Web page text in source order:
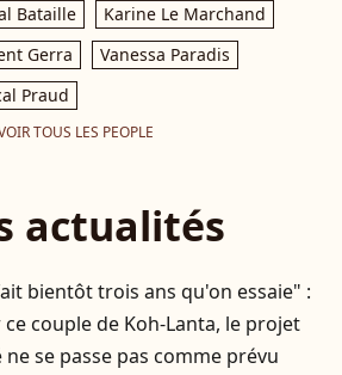
Bataille
Karine Le Marchand
Gerra
Vanessa Paradis
Praud
TOUS LES PEOPLE
actualités
bientôt trois ans qu'on essaie" :
couple de Koh-Lanta, le projet
ne se passe pas comme prévu